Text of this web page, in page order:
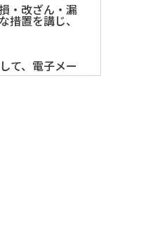
・改ざん・漏
措置を講じ、
て、電子メー
人情報を第
に当社が業
認の上、対